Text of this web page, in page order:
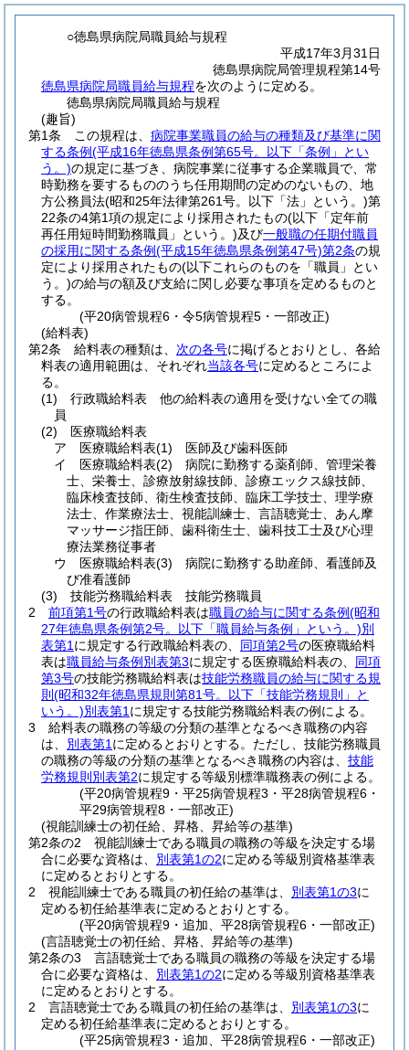
○徳島県病院局職員給与規程
平成17年3月31日
徳島県病院局管理規程第14号
徳島県病院局職員給与規程を次のように定める。
徳島県病院局職員給与規程
(趣旨)
第1条
この規程は、 病院事業職員の給与の種類及び基準に関
する条例(平成16年徳島県条例第65号。以下「条例」とい
う。)の規定に基づき、病院事業に従事する企業職員で、常
時勤務を要するもののうち任用期間の定めのないもの、地
方公務員法(昭和25年法律第261号。以下「法」という。)第
22条の4第1項の規定により採用されたもの(以下「定年前
再任用短時間勤務職員」という。)及び一般職の任期付職員
の採用に関する条例(平成15年徳島県条例第47号)第2条の規
定により採用されたもの(以下これらのものを「職員」とい
う。)の給与の額及び支給に関し必要な事項を定めるものと
する。
(平20病管規程6・令5病管規程5・一部改正)
(給料表)
第2条
給料表の種類は、 次の各号に掲げるとおりとし、各給
料表の適用範囲は、それぞれ当該各号に定めるところによ
る。
(1)
行政職給料表 他の給料表の適用を受けない全ての職
員
(2)
医療職給料表
ア
医療職給料表(1) 医師及び歯科医師
イ
医療職給料表(2) 病院に勤務する薬剤師、管理栄養
士、栄養士、診療放射線技師、診療エックス線技師、
臨床検査技師、衛生検査技師、臨床工学技士、理学療
法士、作業療法士、視能訓練士、言語聴覚士、あん摩
マッサージ指圧師、歯科衛生士、歯科技工士及び心理
療法業務従事者
ウ
医療職給料表(3) 病院に勤務する助産師、看護師及
び准看護師
(3)
技能労務職給料表 技能労務職員
2
前項第1号の行政職給料表は職員の給与に関する条例(昭和
27年徳島県条例第2号。以下「職員給与条例」という。)別
表第1 に規定する行政職給料表の、 同項第2号の医療職給料
表は職員給与条例別表第3に規定する医療職給料表の、 同項
第3号の技能労務職給料表は技能労務職員の給与に関する規
則 (昭和32年徳島県規則第81号。以下「技能労務規則」と
いう。)別表第1 に規定する技能労務職給料表の例による。
3
給料表の職務の等級の分類の基準となるべき職務の内容
は、 別表第1 に定めるとおりとする。 ただし、技能労務職員
の職務の等級の分類の基準となるべき職務の内容は、 技能
労務規則別表第2に規定する等級別標準職務表の例による。
(平20病管規程9・平25病管規程3・平28病管規程6・
平29病管規程8・一部改正)
(視能訓練士の初任給、昇格、昇給等の基準)
第2条の2
視能訓練士である職員の職務の等級を決定する場
合に必要な資格は、 別表第1の2に定める等級別資格基準表
に定めるとおりとする。
2
視能訓練士である職員の初任給の基準は、 別表第1の3に
定める初任給基準表に定めるとおりとする。
(平20病管規程9・追加、平28病管規程6・一部改正)
(言語聴覚士の初任給、昇格、昇給等の基準)
第2条の3
言語聴覚士である職員の職務の等級を決定する場
合に必要な資格は、 別表第1の2に定める等級別資格基準表
に定めるとおりとする。
2
言語聴覚士である職員の初任給の基準は、 別表第1の3に
定める初任給基準表に定めるとおりとする。
(平25病管規程3・追加、平28病管規程6・一部改正)